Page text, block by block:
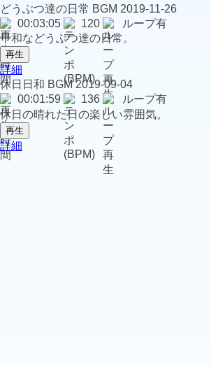
どうぶつ達の日常 BGM 2019-11-26
00:03:05
120
ループ有
平和などうぶつ達の日常。
再生
詳細
休日日和 BGM 2019-09-04
00:01:59
136
ループ有
休日の晴れた日の楽しい雰囲気。
再生
詳細